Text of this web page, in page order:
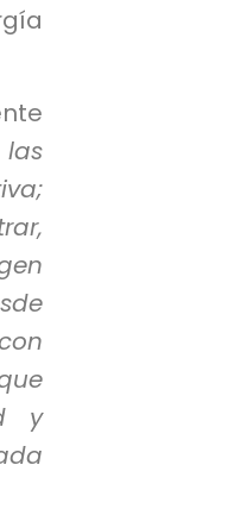
las
y